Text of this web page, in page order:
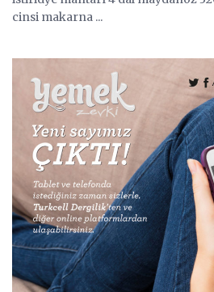
cinsi makarna ...